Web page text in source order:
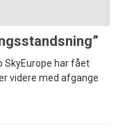
SkyEurope har fået
videre med afgange